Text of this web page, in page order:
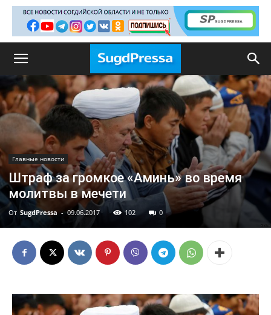
Главные новости
Штраф за громкое «Аминь» во время
молитвы в мечети
От SugdPressa - 09.06.2017 102 0